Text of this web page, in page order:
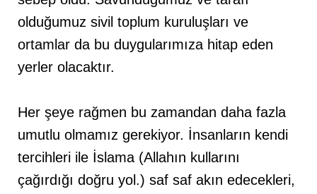
olduğumuz sivil toplum kuruluşları ve
ortamlar da bu duygularımıza hitap eden
yerler olacaktır.
Her şeye rağmen bu zamandan daha fazla
umutlu olmamız gerekiyor. İnsanların kendi
tercihleri ile İslama (Allahın kullarını
çağırdığı doğru yol.) saf saf akın edecekleri,